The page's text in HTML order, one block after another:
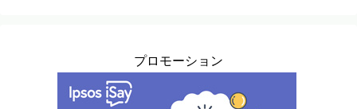
プロモーション